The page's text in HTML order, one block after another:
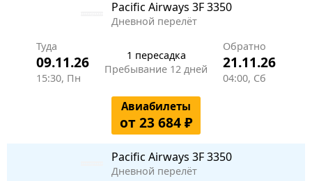
Pacific Airways 3F 3350
Дневной перелёт
Туда
09.11.26
15:30, Пн
1 пересадка
Пребывание 12 дней
Обратно
21.11.26
04:00, Сб
Авиабилеты
от 23 684 ₽
Pacific Airways 3F 3350
Дневной перелёт